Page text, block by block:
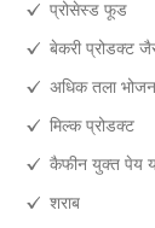
प्रोसेस्ड फूड
बेकरी प्रोडक्ट
अधिक तला भोजन
मिल्क प्रोडक्ट
कैफीन युक्त पेय
शराब